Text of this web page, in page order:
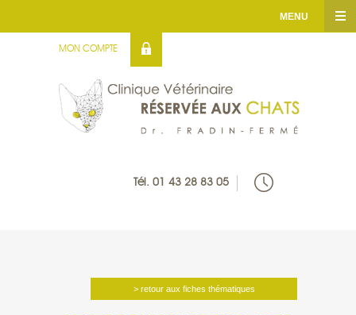
MON COMPTE
Tél. 01 43 28 83 05
MENU
CLINIQUE
MÉDIATHÉQUE
> retour aux fiches thématiques